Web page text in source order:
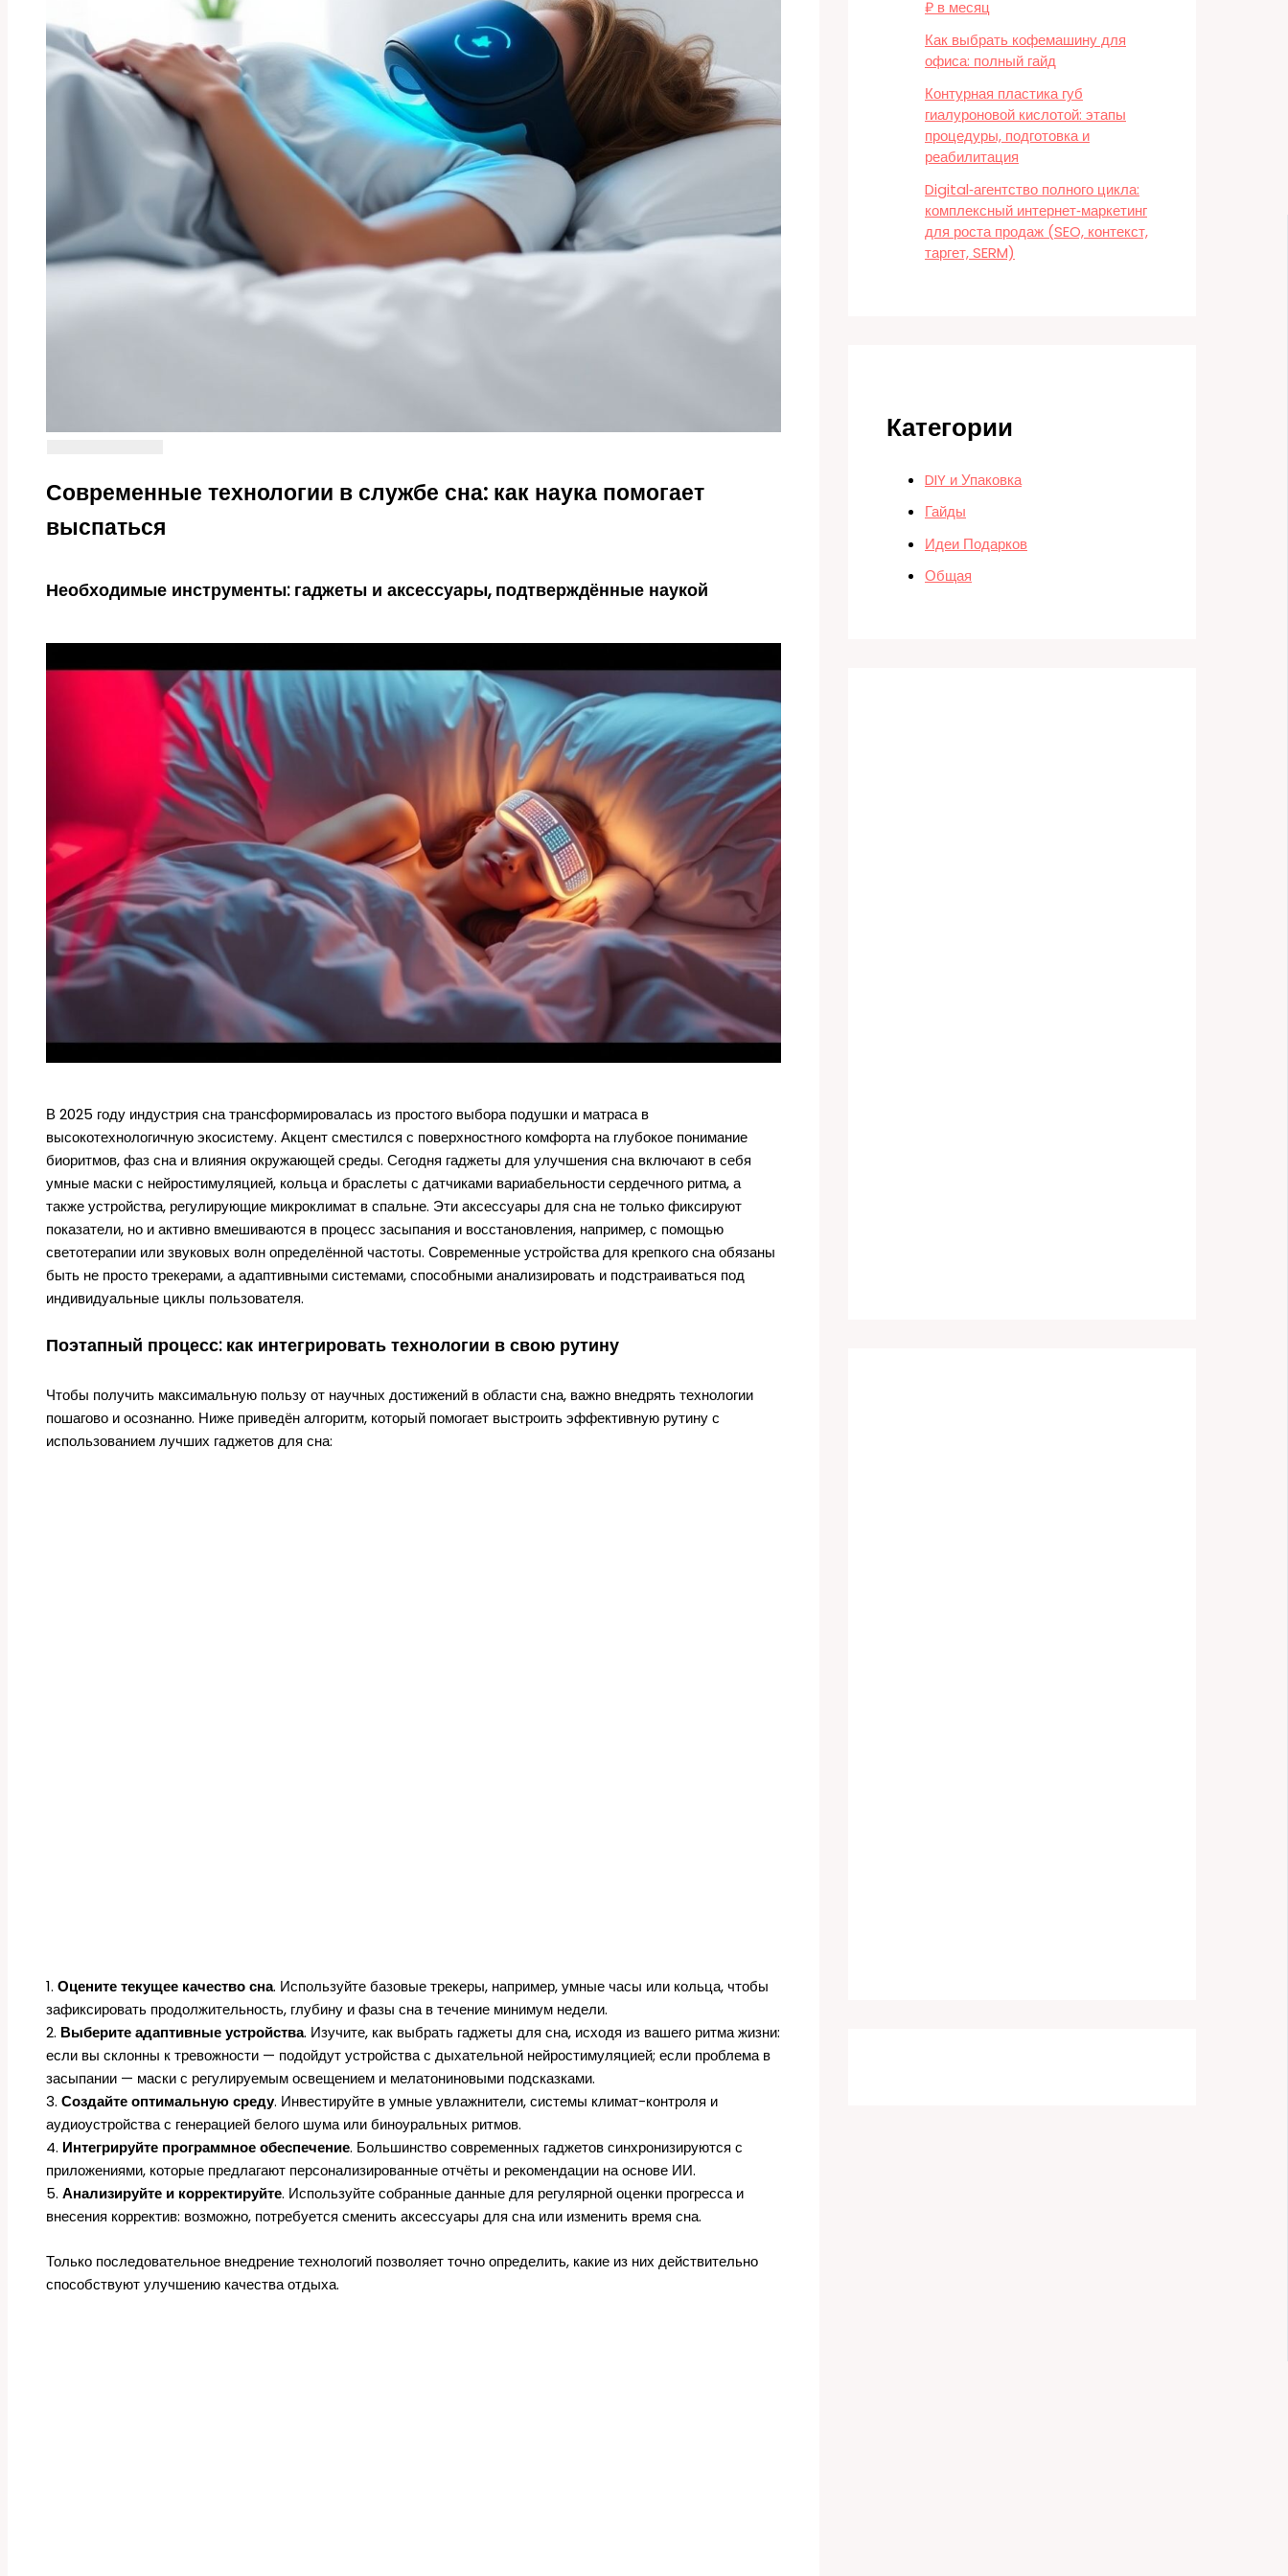
Современные технологии в службе сна: как наука помогает
выспаться
Необходимые инструменты: гаджеты и аксессуары, подтверждённые наукой
В 2025 году индустрия сна трансформировалась из простого выбора подушки и матраса в
высокотехнологичную экосистему. Акцент сместился с поверхностного комфорта на глубокое понимание
биоритмов, фаз сна и влияния окружающей среды. Сегодня гаджеты для улучшения сна включают в себя
умные маски с нейростимуляцией, кольца и браслеты с датчиками вариабельности сердечного ритма, а
также устройства, регулирующие микроклимат в спальне. Эти аксессуары для сна не только фиксируют
показатели, но и активно вмешиваются в процесс засыпания и восстановления, например, с помощью
светотерапии или звуковых волн определённой частоты. Современные устройства для крепкого сна обязаны
быть не просто трекерами, а адаптивными системами, способными анализировать и подстраиваться под
индивидуальные циклы пользователя.
Поэтапный процесс: как интегрировать технологии в свою рутину
Чтобы получить максимальную пользу от научных достижений в области сна, важно внедрять технологии
пошагово и осознанно. Ниже приведён алгоритм, который помогает выстроить эффективную рутину с
использованием лучших гаджетов для сна:
1. Оцените текущее качество сна. Используйте базовые трекеры, например, умные часы или кольца, чтобы
зафиксировать продолжительность, глубину и фазы сна в течение минимум недели.
2. Выберите адаптивные устройства. Изучите, как выбрать гаджеты для сна, исходя из вашего ритма жизни:
если вы склонны к тревожности — подойдут устройства с дыхательной нейростимуляцией; если проблема в
засыпании — маски с регулируемым освещением и мелатониновыми подсказками.
3. Создайте оптимальную среду. Инвестируйте в умные увлажнители, системы климат-контроля и
аудиоустройства с генерацией белого шума или биноуральных ритмов.
4. Интегрируйте программное обеспечение. Большинство современных гаджетов синхронизируются с
приложениями, которые предлагают персонализированные отчёты и рекомендации на основе ИИ.
5. Анализируйте и корректируйте. Используйте собранные данные для регулярной оценки прогресса и
внесения корректив: возможно, потребуется сменить аксессуары для сна или изменить время сна.
Только последовательное внедрение технологий позволяет точно определить, какие из них действительно
способствуют улучшению качества отдыха.
₽ в месяц
Как выбрать кофемашину для
офиса: полный гайд
Контурная пластика губ
гиалуроновой кислотой: этапы
процедуры, подготовка и
реабилитация
Digital‑агентство полного цикла:
комплексный интернет‑маркетинг
для роста продаж (SEO, контекст,
таргет, SERM)
Категории
DIY и Упаковка
Гайды
Идеи Подарков
Общая